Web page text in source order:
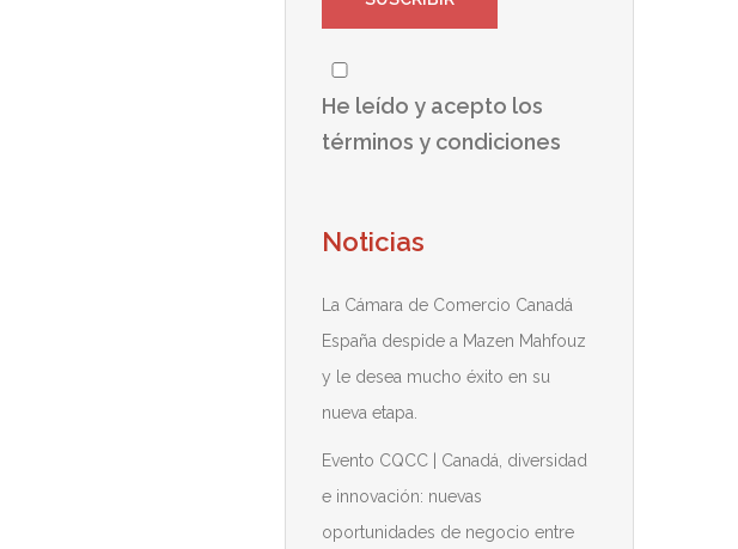
He leído y acepto los
términos y condiciones
Noticias
La Cámara de Comercio Canadá
España despide a Mazen Mahfouz
y le desea mucho éxito en su
nueva etapa.
Evento CQCC | Canadá, diversidad
e innovación: nuevas
oportunidades de negocio entre